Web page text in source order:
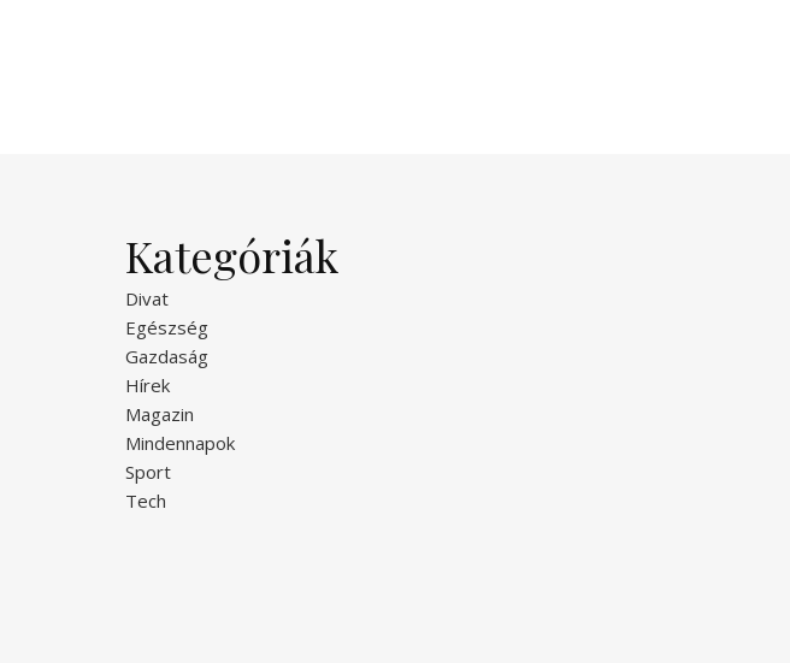
Kategóriák
Divat
Egészség
Gazdaság
Hírek
Magazin
Mindennapok
Sport
Tech